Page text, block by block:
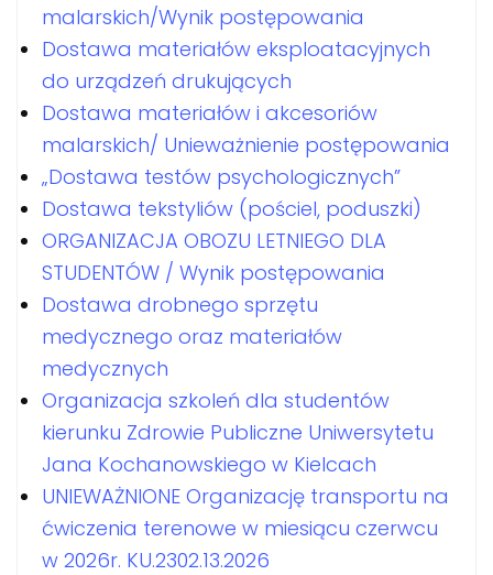
malarskich/Wynik postępowania
Dostawa materiałów eksploatacyjnych
do urządzeń drukujących
Dostawa materiałów i akcesoriów
malarskich/ Unieważnienie postępowania
„Dostawa testów psychologicznych”
Dostawa tekstyliów (pościel, poduszki)
ORGANIZACJA OBOZU LETNIEGO DLA
STUDENTÓW / Wynik postępowania
Dostawa drobnego sprzętu
medycznego oraz materiałów
medycznych
Organizacja szkoleń dla studentów
kierunku Zdrowie Publiczne Uniwersytetu
Jana Kochanowskiego w Kielcach
UNIEWAŻNIONE Organizację transportu na
ćwiczenia terenowe w miesiącu czerwcu
w 2026r. KU.2302.13.2026